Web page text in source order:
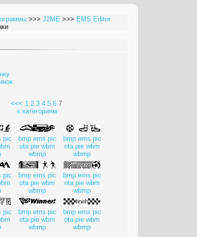
>>> J2ME >>> EMS Editor
<<< 1 2 3 4 5 67
к категориям
pic
bmp ems pic
ota pie wbm
wbmp
bmp ems pic
ota pie wbm
wbmp
pic
bmp ems pic
ota pie wbm
wbmp
bmp ems pic
ota pie wbm
wbmp
pic
bmp ems pic
ota pie wbm
wbmp
bmp ems pic
ota pie wbm
wbmp